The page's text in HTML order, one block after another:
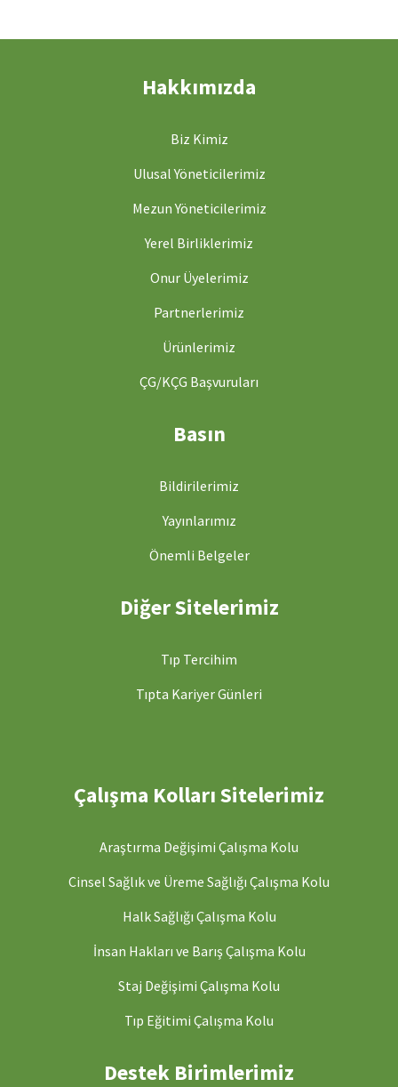
Hakkımızda
Biz Kimiz
Ulusal Yöneticilerimiz
Mezun Yöneticilerimiz
Yerel Birliklerimiz
Onur Üyelerimiz
Partnerlerimiz
Ürünlerimiz
ÇG/KÇG Başvuruları
Basın
Bildirilerimiz
Yayınlarımız
Önemli Belgeler
Diğer Sitelerimiz
Tıp Tercihim
Tıpta Kariyer Günleri
Çalışma Kolları Sitelerimiz
Araştırma Değişimi Çalışma Kolu
Cinsel Sağlık ve Üreme Sağlığı Çalışma Kolu
Halk Sağlığı Çalışma Kolu
İnsan Hakları ve Barış Çalışma Kolu
Staj Değişimi Çalışma Kolu
Tıp Eğitimi Çalışma Kolu
Destek Birimlerimiz